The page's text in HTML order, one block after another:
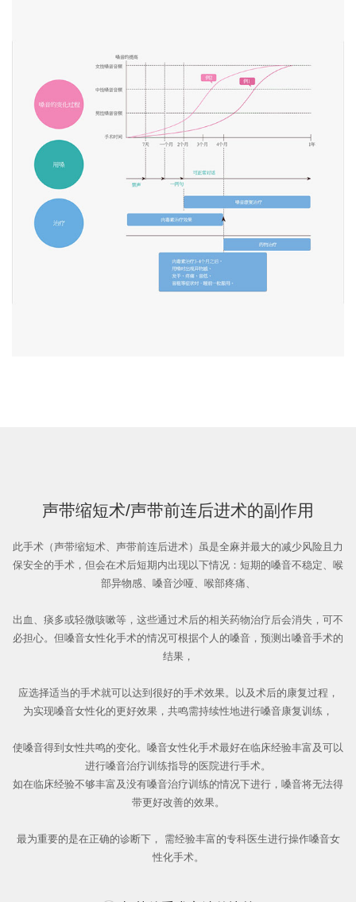
声带缩短术/声带前连后进术的副作用
此手术（声带缩短术、声带前连后进术）虽是全麻并最大的减少风险且力
保安全的手术，但会在术后短期内出现以下情况：短期的嗓音不稳定、喉
部异物感、嗓音沙哑、喉部疼痛、
出血、痰多或轻微咳嗽等，这些通过术后的相关药物治疗后会消失，可不
必担心。但嗓音女性化手术的情况可根据个人的嗓音，预测出嗓音手术的
结果，
应选择适当的手术就可以达到很好的手术效果。以及术后的康复过程，
为实现嗓音女性化的更好效果，共鸣需持续性地进行嗓音康复训练，
使嗓音得到女性共鸣的变化。嗓音女性化手术最好在临床经验丰富及可以
进行嗓音治疗训练指导的医院进行手术。
如在临床经验不够丰富及没有嗓音治疗训练的情况下进行，嗓音将无法得
带更好改善的效果。
最为重要的是在正确的诊断下， 需经验丰富的专科医生进行操作嗓音女
性化手术。